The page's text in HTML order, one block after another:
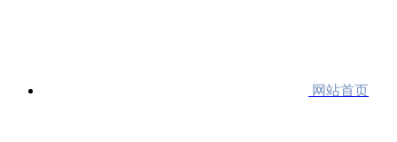
网站首页